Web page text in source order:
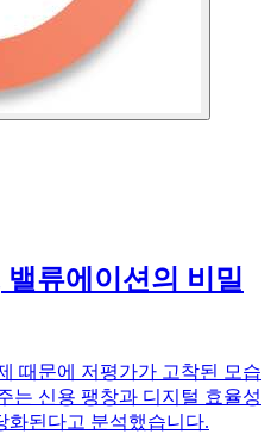
밸류에이션의 비밀
때문에 저평가가 고착된 모습
는 신용 팽창과 디지털 효율성
화된다고 분석했습니다.